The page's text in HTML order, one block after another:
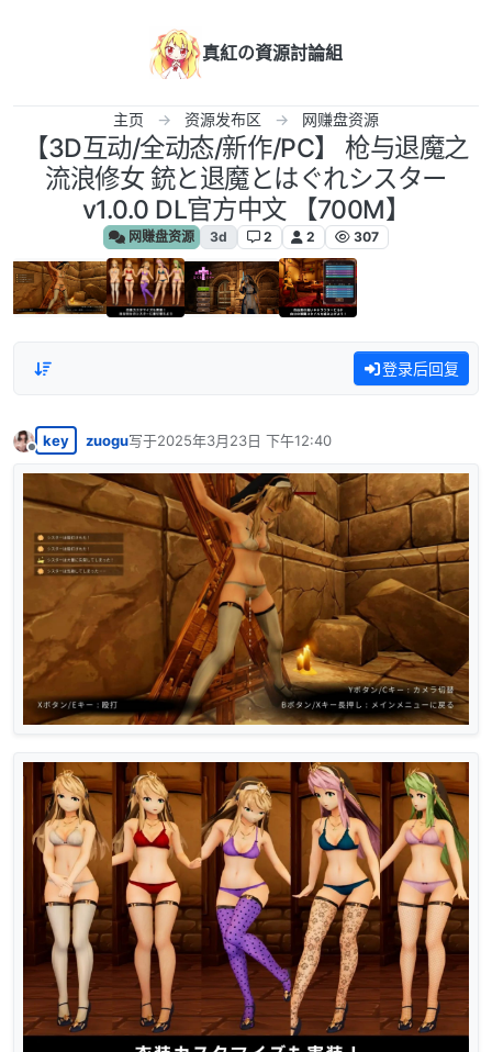
真紅の資源討論組
主页 资源发布区 网赚盘资源
【3D互动/全动态/新作/PC】 枪与退魔之
流浪修女 銃と退魔とはぐれシスター
v1.0.0 DL官方中文 【700M】
网赚盘资源 3d 2 2 307
登录后回复
离线
key zuogu写于2025年3月23日 下午12:40
最后由 编辑